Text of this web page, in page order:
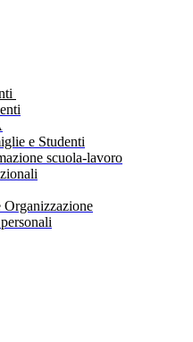
e Studenti
scuola-lavoro
Organizzazione